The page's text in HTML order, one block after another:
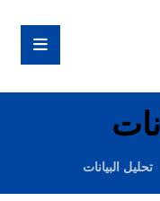
تحليل البيانات